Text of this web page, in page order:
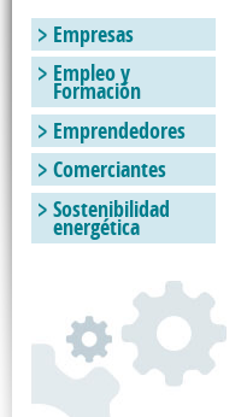
Empresas
Empleo y
Formación
Emprendedores
Comerciantes
Sostenibilidad
energética